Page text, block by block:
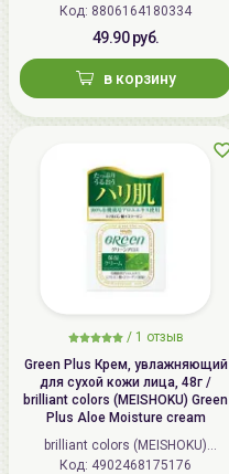
Код: 8806164180334
49.90 руб.
в корзину
/ 1 отзыв
Green Plus Крем, увлажняющий
для сухой кожи лица, 48г /
brilliant colors (MEISHOKU) Green
Plus Aloe Moisture cream
brilliant colors (MEISHOKU)
(Япония)
Код: 4902468175176